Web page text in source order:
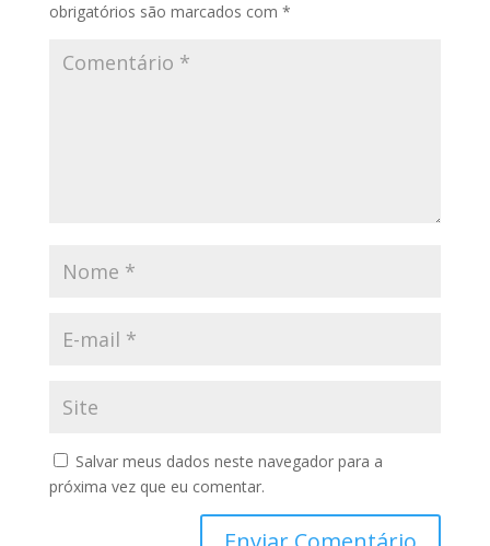
obrigatórios são marcados com *
Salvar meus dados neste navegador para a
próxima vez que eu comentar.